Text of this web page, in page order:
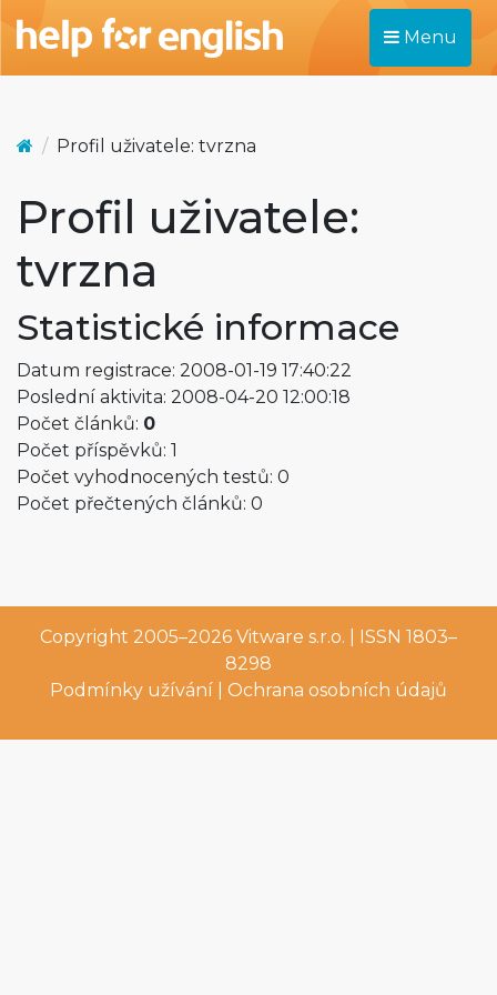
Menu
Profil uživatele: tvrzna
Profil uživatele:
tvrzna
Statistické informace
Datum registrace: 2008-01-19 17:40:22
Poslední aktivita: 2008-04-20 12:00:18
Počet článků: 0
Počet příspěvků: 1
Počet vyhodnocených testů: 0
Počet přečtených článků: 0
Copyright 2005–2026 Vitware s.r.o. | ISSN 1803–
8298
Podmínky užívání
Ochrana osobních údajů